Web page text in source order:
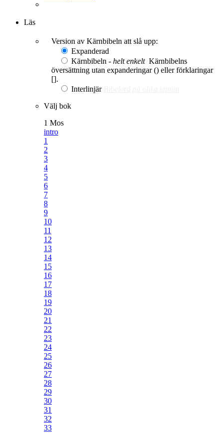
Läs
Version av Kärnbibeln att slå upp:
Expanderad
Kärnbibeln - helt enkelt Kärnbibelns
översättning utan expanderingar () eller förklaringar
[].
Interlinjär
Välj bok
1 Mos
intro
1
2
3
4
5
6
7
8
9
10
11
12
13
14
15
16
17
18
19
20
21
22
23
24
25
26
27
28
29
30
31
32
33